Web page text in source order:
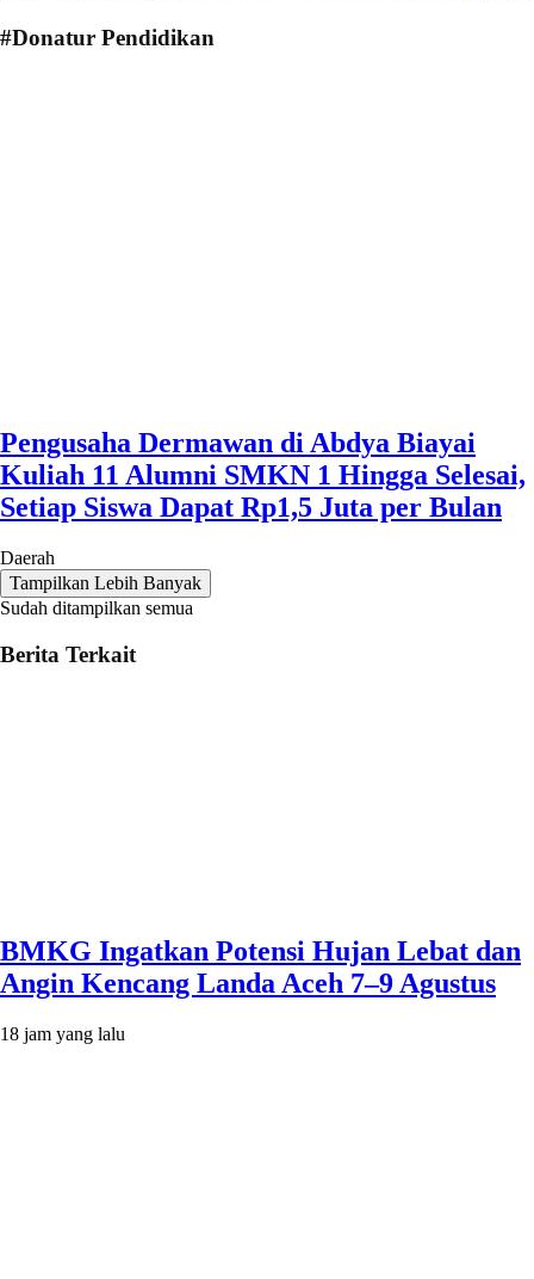
#Donatur Pendidikan
Pengusaha Dermawan di Abdya Biayai
Kuliah 11 Alumni SMKN 1 Hingga Selesai,
Setiap Siswa Dapat Rp1,5 Juta per Bulan
Daerah
Tampilkan Lebih Banyak
Sudah ditampilkan semua
Berita Terkait
BMKG Ingatkan Potensi Hujan Lebat dan
Angin Kencang Landa Aceh 7–9 Agustus
18 jam yang lalu